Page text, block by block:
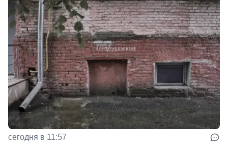
сегодня в 11:57